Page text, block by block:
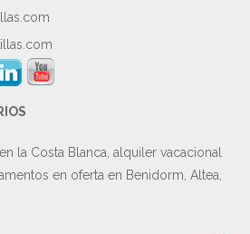
la Costa Blanca, alquiler vacacional
en oferta en Benidorm, Altea,